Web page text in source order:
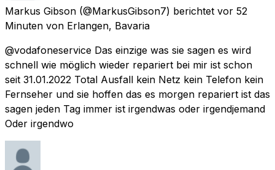
Markus Gibson (@MarkusGibson7) berichtet vor 52
Minuten von Erlangen, Bavaria
@vodafoneservice Das einzige was sie sagen es wird
schnell wie möglich wieder repariert bei mir ist schon
seit 31.01.2022 Total Ausfall kein Netz kein Telefon kein
Fernseher und sie hoffen das es morgen repariert ist das
sagen jeden Tag immer ist irgendwas oder irgendjemand
Oder irgendwo